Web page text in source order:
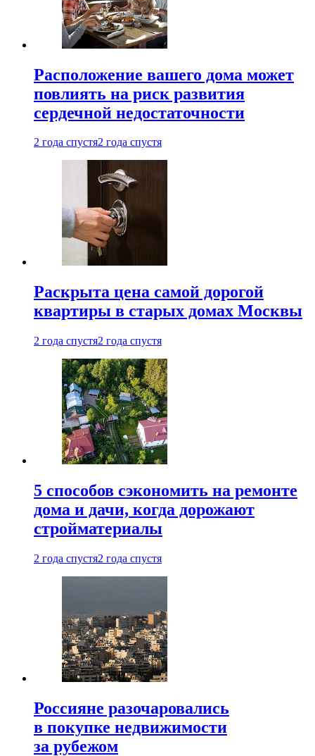
Расположение вашего дома может
повлиять на риск развития
сердечной недостаточности
2 года спустя2 года спустя
Раскрыта цена самой дорогой
квартиры в старых домах Москвы
2 года спустя2 года спустя
5 способов сэкономить на ремонте
дома и дачи, когда дорожают
стройматериалы
2 года спустя2 года спустя
Россияне разочаровались
в покупке недвижимости
за рубежом